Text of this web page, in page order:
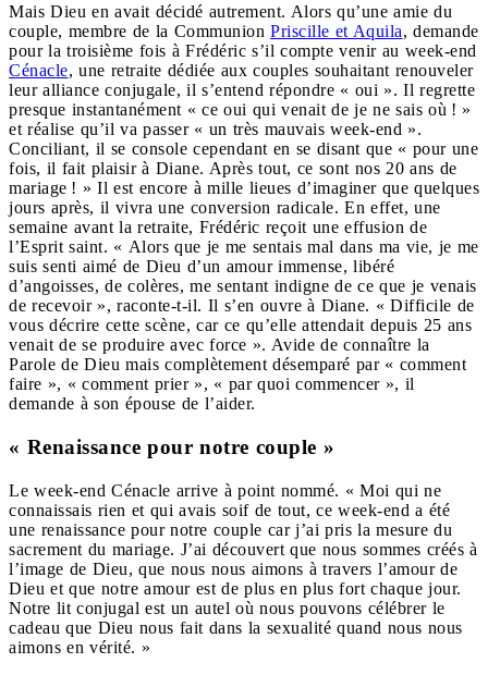
Mais Dieu en avait décidé autrement. Alors qu’une amie du
couple, membre de la Communion Priscille et Aquila, demande
pour la troisième fois à Frédéric s’il compte venir au week-end
Cénacle, une retraite dédiée aux couples souhaitant renouveler
leur alliance conjugale, il s’entend répondre « oui ». Il regrette
presque instantanément « ce oui qui venait de je ne sais où ! »
et réalise qu’il va passer « un très mauvais week-end ».
Conciliant, il se console cependant en se disant que « pour une
fois, il fait plaisir à Diane. Après tout, ce sont nos 20 ans de
mariage ! » Il est encore à mille lieues d’imaginer que quelques
jours après, il vivra une conversion radicale. En effet, une
semaine avant la retraite, Frédéric reçoit une effusion de
l’Esprit saint. « Alors que je me sentais mal dans ma vie, je me
suis senti aimé de Dieu d’un amour immense, libéré
d’angoisses, de colères, me sentant indigne de ce que je venais
de recevoir », raconte-t-il. Il s’en ouvre à Diane. « Difficile de
vous décrire cette scène, car ce qu’elle attendait depuis 25 ans
venait de se produire avec force ». Avide de connaître la
Parole de Dieu mais complètement désemparé par « comment
faire », « comment prier », « par quoi commencer », il
demande à son épouse de l’aider.
« Renaissance pour notre couple »
Le week-end Cénacle arrive à point nommé. « Moi qui ne
connaissais rien et qui avais soif de tout, ce week-end a été
une renaissance pour notre couple car j’ai pris la mesure du
sacrement du mariage. J’ai découvert que nous sommes créés à
l’image de Dieu, que nous nous aimons à travers l’amour de
Dieu et que notre amour est de plus en plus fort chaque jour.
Notre lit conjugal est un autel où nous pouvons célébrer le
cadeau que Dieu nous fait dans la sexualité quand nous nous
aimons en vérité. »